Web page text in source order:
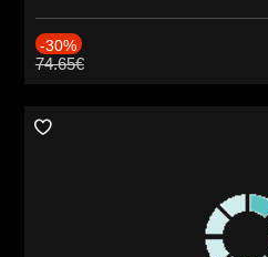
-30%
74.65€